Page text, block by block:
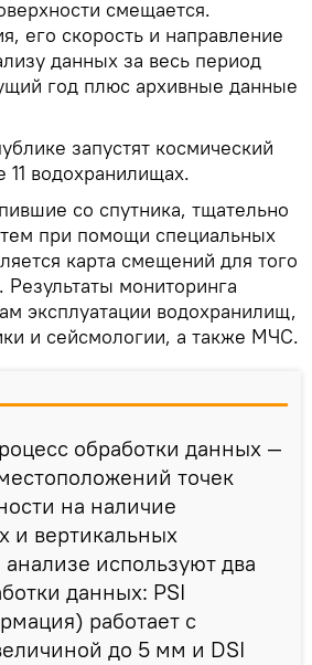
смещается.
его скорость и направление
данных за весь период
год плюс архивные данные
запустят космический
водохранилищах.
со спутника, тщательно
при помощи специальных
карта смещений для того
Результаты мониторинга
эксплуатации водохранилищ,
и сейсмологии, а также МЧС.
обработки данных —
точек
на наличие
и вертикальных
используют два
данных: PSI
работает с
до 5 мм и DSI